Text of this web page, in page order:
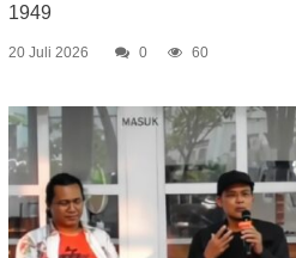
1949
20 Juli 2026 0 60